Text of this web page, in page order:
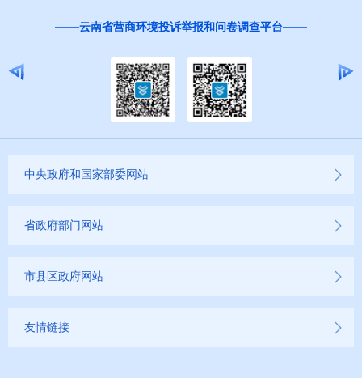
和问卷调查平台
红河州食品安全“你点我检 服务惠民生”
参与
中央政府和国家部委网站
省政府部门网站
市县区政府网站
友情链接